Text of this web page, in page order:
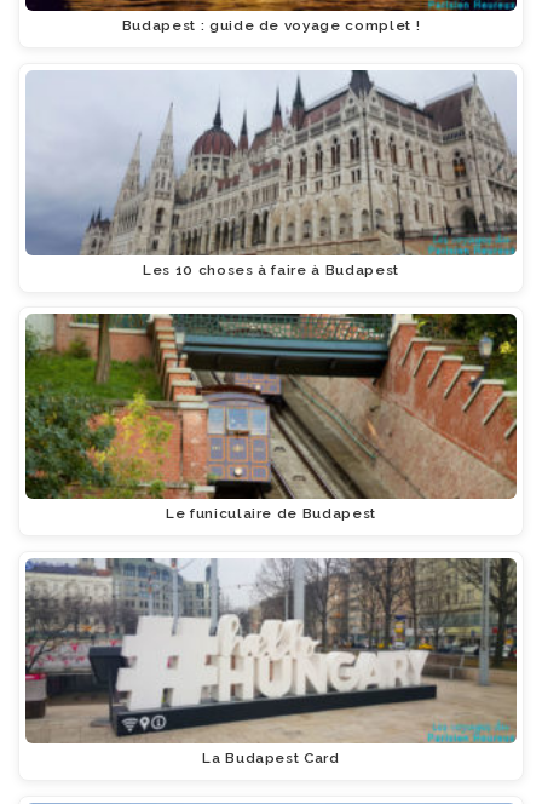
Budapest : guide de voyage complet !
Les 10 choses à faire à Budapest
Le funiculaire de Budapest
La Budapest Card